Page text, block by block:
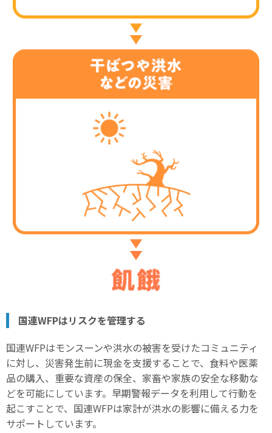
国連WFPはリスクを管理する
国連WFPはモンスーンや洪水の被害を受けたコミュニティ
に対し、災害発生前に現金を支援することで、食料や医薬
品の購入、重要な資産の保全、家畜や家族の安全な移動な
どを可能にしています。早期警報データを利用して行動を
起こすことで、国連WFPは家計が洪水の影響に備える力を
サポートしています。